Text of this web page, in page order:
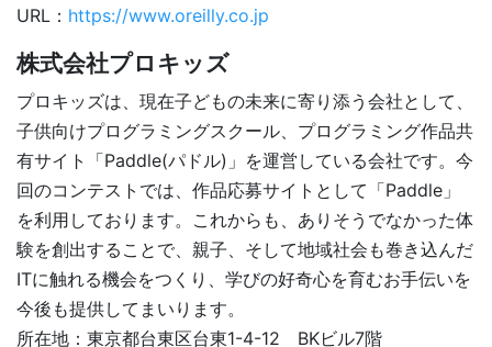
URL： https://www.oreilly.co.jp
株式会社プロキッズ
プロキッズは、現在子どもの未来に寄り添う会社として、
子供向けプログラミングスクール、プログラミング作品共
有サイト「Paddle(パドル)」を運営している会社です。今
回のコンテストでは、作品応募サイトとして「Paddle」
を利用しております。これからも、ありそうでなかった体
験を創出することで、親子、そして地域社会も巻き込んだ
ITに触れる機会をつくり、学びの好奇心を育むお手伝いを
今後も提供してまいります。
所在地：東京都台東区台東1-4-12 BKビル7階